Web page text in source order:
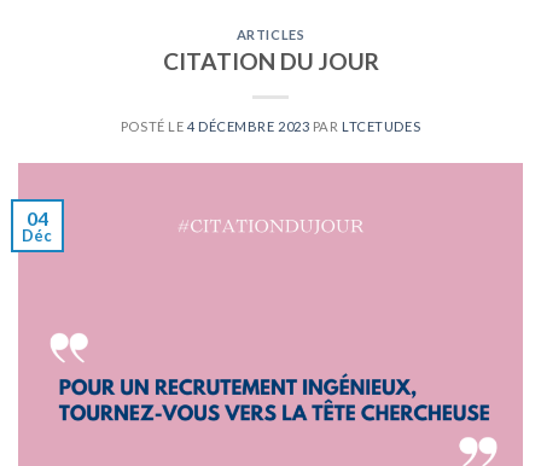
ARTICLES
CITATION DU JOUR
POSTÉ LE 4 DÉCEMBRE 2023 PAR LTCETUDES
04
Déc